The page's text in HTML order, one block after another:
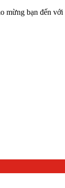
đến với Việt